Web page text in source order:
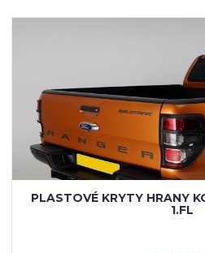
PLASTOVÉ KRYTY HRANY
1.FL